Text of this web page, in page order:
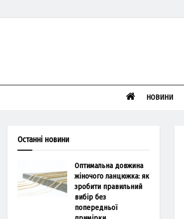
НОВИНИ
Останні новини
Оптимальна довжина
жіночого ланцюжка: як
зробити правильний
вибір без
попередньої